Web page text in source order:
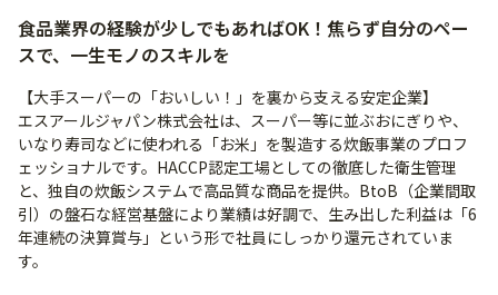
食品業界の経験が少しでもあればOK！焦らず自分のペー
スで、一生モノのスキルを
【大手スーパーの「おいしい！」を裏から支える安定企業】
エスアールジャパン株式会社は、スーパー等に並ぶおにぎりや、
いなり寿司などに使われる「お米」を製造する炊飯事業のプロフ
ェッショナルです。HACCP認定工場としての徹底した衛生管理
と、独自の炊飯システムで高品質な商品を提供。BtoB（企業間取
引）の盤石な経営基盤により業績は好調で、生み出した利益は「6
年連続の決算賞与」という形で社員にしっかり還元されていま
す。